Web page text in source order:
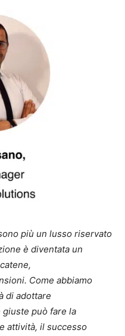
più un lusso riservato
è diventata un
Come abbiamo
di adottare
può fare la
attività, il successo